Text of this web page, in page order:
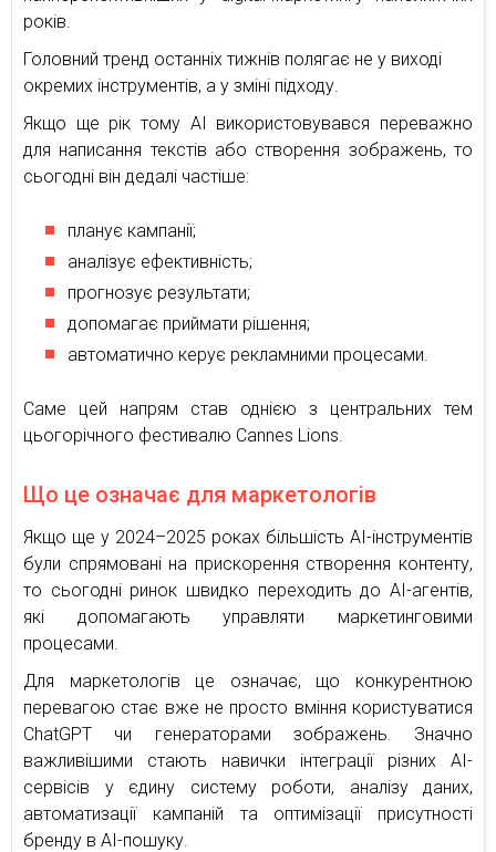
років.
Головний тренд останніх тижнів полягає не у виході
окремих інструментів, а у зміні підходу.
Якщо ще рік тому AI використовувався переважно
для написання текстів або створення зображень, то
сьогодні він дедалі частіше:
планує кампанії;
аналізує ефективність;
прогнозує результати;
допомагає приймати рішення;
автоматично керує рекламними процесами.
Саме цей напрям став однією з центральних тем
цьогорічного фестивалю Cannes Lions.
Що це означає для маркетологів
Якщо ще у 2024–2025 роках більшість AI-інструментів
були спрямовані на прискорення створення контенту,
то сьогодні ринок швидко переходить до AI-агентів,
які допомагають управляти маркетинговими
процесами.
Для маркетологів це означає, що конкурентною
перевагою стає вже не просто вміння користуватися
ChatGPT чи генераторами зображень. Значно
важливішими стають навички інтеграції різних AI-
сервісів у єдину систему роботи, аналізу даних,
автоматизації кампаній та оптимізації присутності
бренду в AI-пошуку.